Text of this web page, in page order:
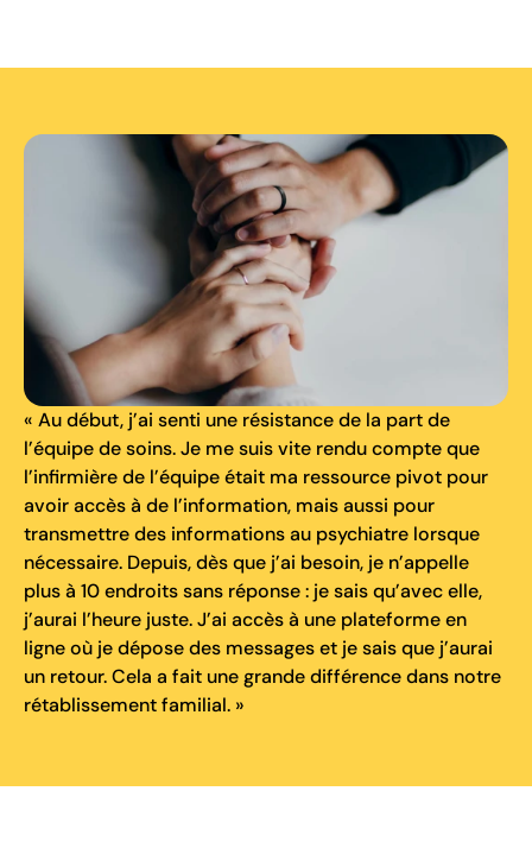
« Au début, j’ai senti une résistance de la part de
l’équipe de soins. Je me suis vite rendu compte que
l’infirmière de l’équipe était ma ressource pivot pour
avoir accès à de l’information, mais aussi pour
transmettre des informations au psychiatre lorsque
nécessaire. Depuis, dès que j’ai besoin, je n’appelle
plus à 10 endroits sans réponse : je sais qu’avec elle,
j’aurai l’heure juste. J’ai accès à une plateforme en
ligne où je dépose des messages et je sais que j’aurai
un retour. Cela a fait une grande différence dans notre
rétablissement familial. »